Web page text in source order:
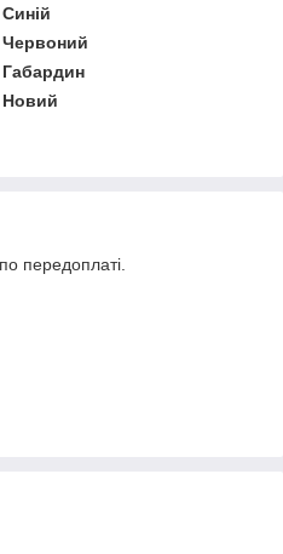
Синій
Червоний
Габардин
Новий
передоплаті.